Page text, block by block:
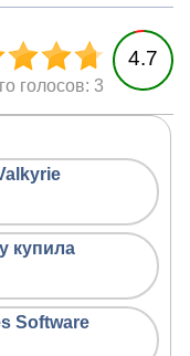
4.7
голосов: 3
купила
Software